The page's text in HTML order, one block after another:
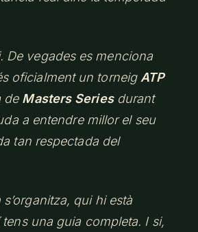
De vegades es menciona
oficialment un torneig ATP
de Masters Seriesdurant
a entendre millor el seu
tan respectada del
qui hi està
una guia completa. I si,